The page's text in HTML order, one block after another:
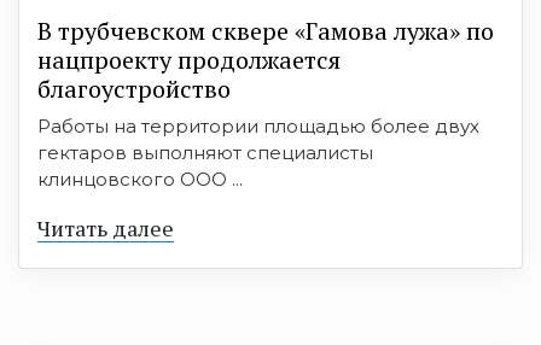
В трубчевском сквере «Гамова лужа» по
нацпроекту продолжается
благоустройство
Работы на территории площадью более двух
гектаров выполняют специалисты
клинцовского ООО ...
Читать далее